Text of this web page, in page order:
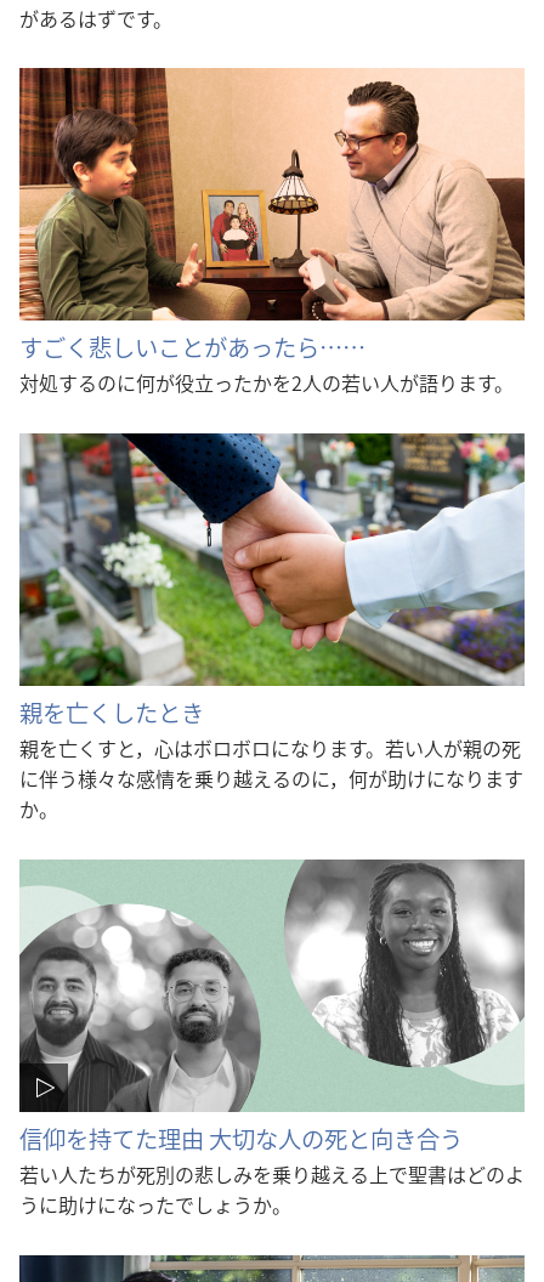
があるはずです。
すごく悲しいことがあったら……
対処するのに何が役立ったかを2人の若い人が語ります。
親を亡くしたとき
親を亡くすと，心はボロボロになります。若い人が親の死
に伴う様々な感情を乗り越えるのに，何が助けになります
か。
信仰を持てた理由 大切な人の死と向き合う
若い人たちが死別の悲しみを乗り越える上で聖書はどのよ
うに助けになったでしょうか。